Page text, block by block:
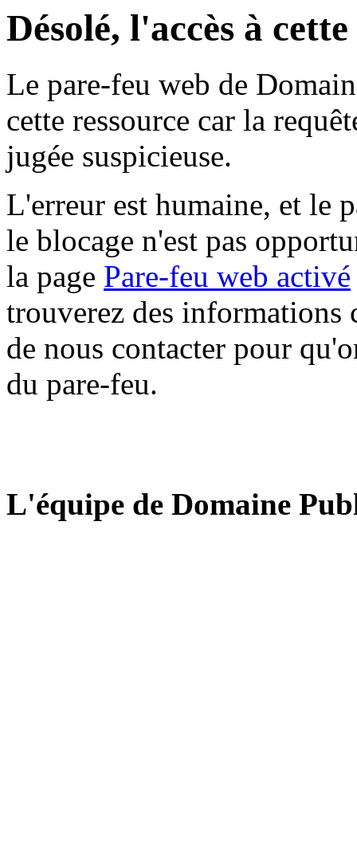
Désolé, l'accès à
Le pare-feu web de
cette ressource car la
jugée suspicieuse.
L'erreur est humaine, et le
le blocage n'est pas
la page Pare-feu web activé
trouverez des informations
de nous contacter pour
du pare-feu.
L'équipe de Domaine